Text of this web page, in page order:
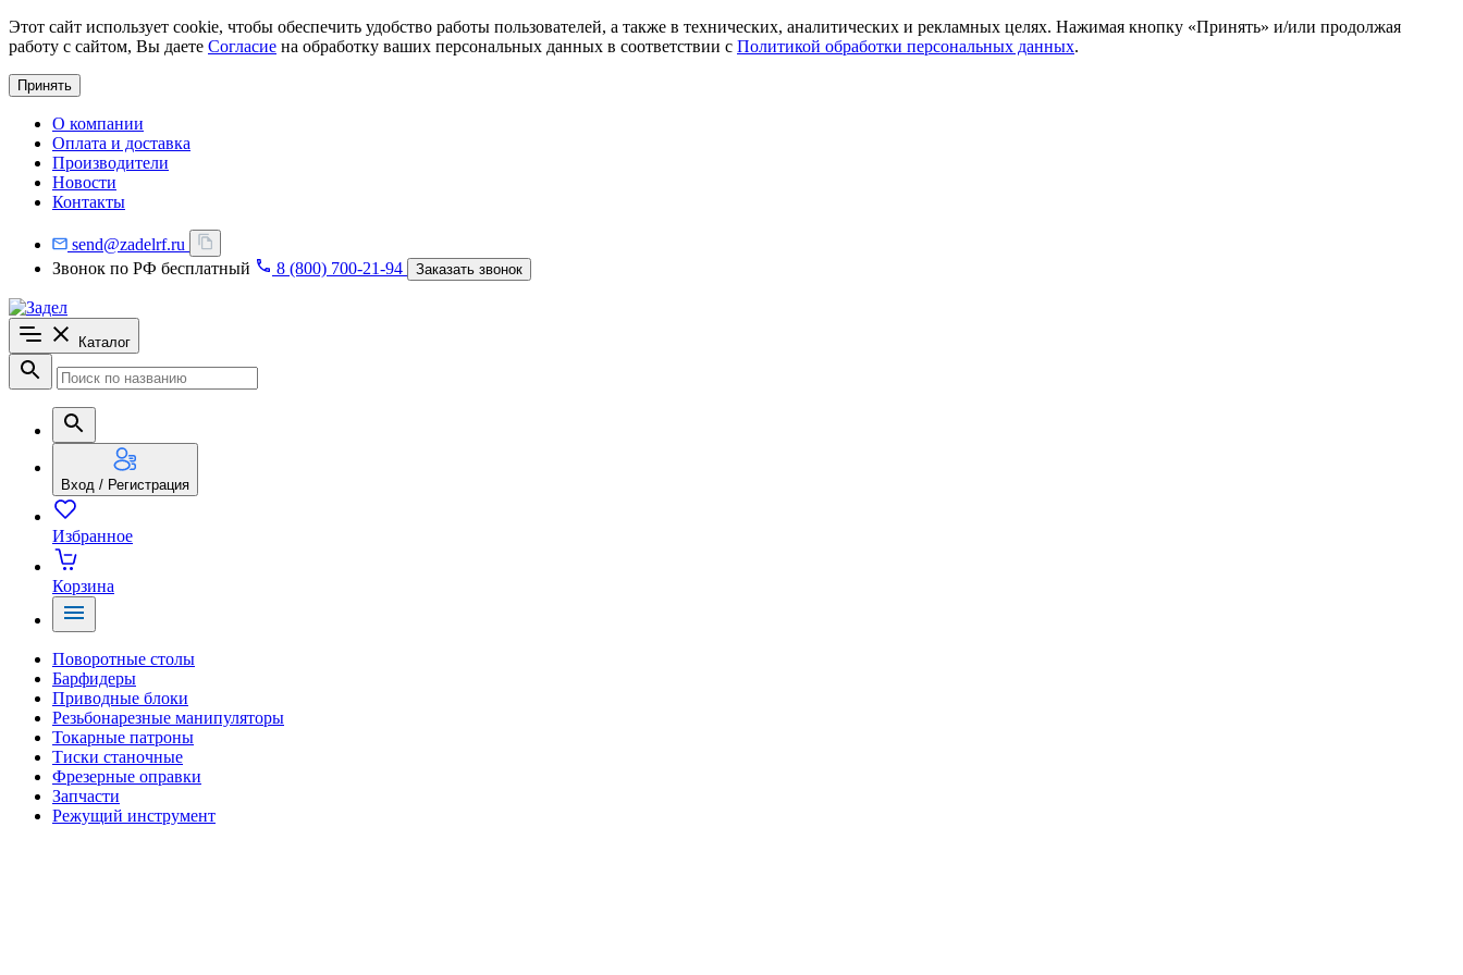
Этот сайт использует cookie, чтобы обеспечить удобство работы пользователей, а также в технических, аналитических и рекламных целях. Нажимая кнопку «Принять» и/или продолжая
работу с сайтом, Вы даете Согласие на обработку ваших персональных данных в соответствии с Политикой обработки персональных данных.
Принять
О компании
Оплата и доставка
Производители
Новости
Контакты
send@zadelrf.ru
Звонок по РФ бесплатный
8 (800) 700-21-94 Заказать звонок
Каталог
Вход / Регистрация
Избранное
Корзина
Поворотные столы
Барфидеры
Приводные блоки
Резьбонарезные манипуляторы
Токарные патроны
Тиски станочные
Фрезерные оправки
Запчасти
Режущий инструмент